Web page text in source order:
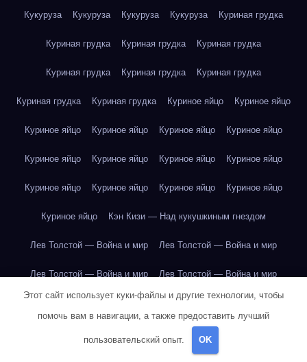
Кукуруза Кукуруза Кукуруза Кукуруза Куриная грудка
Куриная грудка Куриная грудка Куриная грудка
Куриная грудка Куриная грудка Куриная грудка
Куриная грудка Куриная грудка Куриное яйцо Куриное яйцо
Куриное яйцо Куриное яйцо Куриное яйцо Куриное яйцо
Куриное яйцо Куриное яйцо Куриное яйцо Куриное яйцо
Куриное яйцо Куриное яйцо Куриное яйцо Куриное яйцо
Куриное яйцо Кэн Кизи — Над кукушкиным гнездом
Лев Толстой — Война и мир Лев Толстой — Война и мир
Лев Толстой — Война и мир Лев Толстой — Война и мир
Лев Толстой — Война и мир Лев Толстой — Война и мир
Лев Толстой — Война и мир
Этот сайт использует куки-файлы и другие технологии, чтобы
помочь вам в навигации, а также предоставить лучший
пользовательский опыт. OK